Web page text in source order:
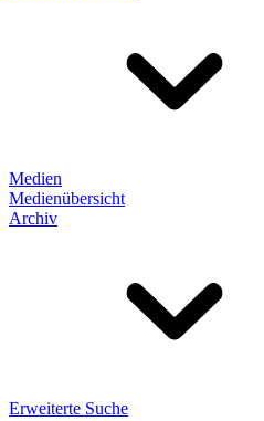
Medien
Medienübersicht
Archiv
Erweiterte Suche